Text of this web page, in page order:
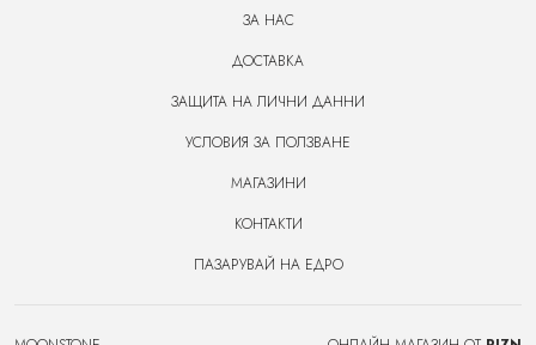
ЗА НАС
ДОСТАВКА
ЗАЩИТА НА ЛИЧНИ ДАННИ
УСЛОВИЯ ЗА ПОЛЗВАНЕ
МАГАЗИНИ
КОНТАКТИ
ПАЗАРУВАЙ НА ЕДРО